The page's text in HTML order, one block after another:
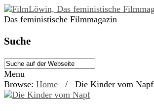
Das feministische Filmmagazin
Suche
Menu
Browse: Home / Die Kinder vom Napf